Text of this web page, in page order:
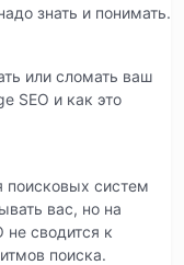
знать и понимать.
или сломать ваш
SEO и как это
поисковых систем
вас, но на
не сводится к
поиска.